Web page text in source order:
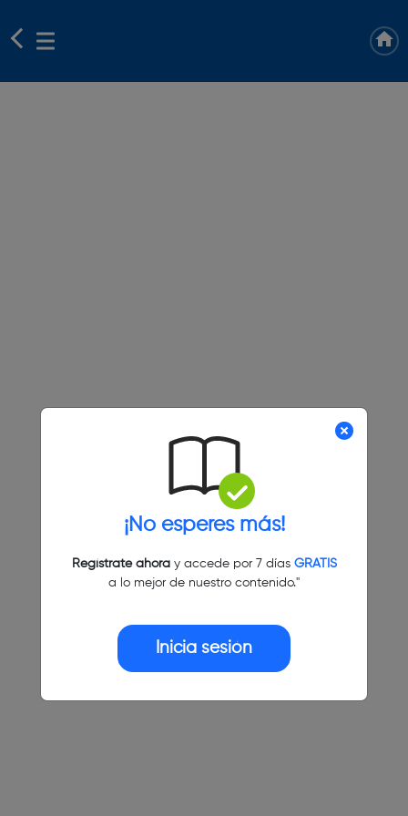
¡No esperes más!
Regístrate ahoray accede por 7 días GRATIS
a lo mejor de nuestro contenido."
Inicia sesión